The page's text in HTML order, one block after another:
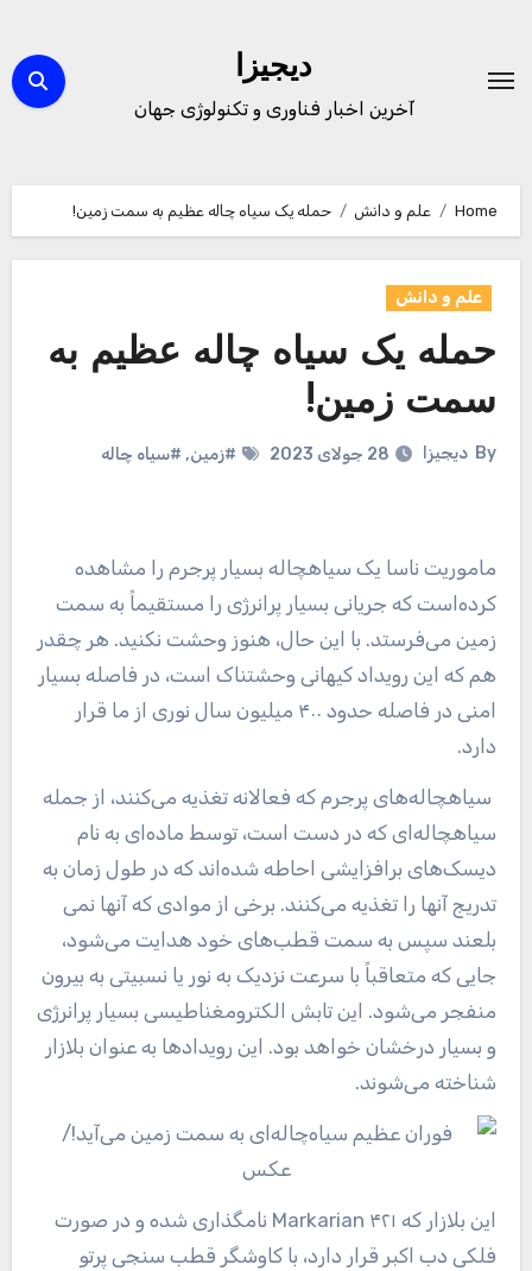
content
دیجیزا
آخرین اخبار فناوری و تکنولوژی جهان
Home علم و دانش حمله یک سیاه چاله عظیم به سمت زمین!
علم و دانش
حمله یک سیاه چاله عظیم به
سمت زمین!
By دیجیزا 28 جولای 2023 #زمین, #سیاه چاله
ماموریت ناسا یک سیاهچاله بسیار پرجرم را مشاهده
کرده‌است که جریانی بسیار پرانرژی را مستقیماً به سمت
زمین می‌فرستد. با این حال، هنوز وحشت نکنید. هر چقدر
هم که این رویداد کیهانی وحشتناک است، در فاصله بسیار
امنی در فاصله حدود ۴۰۰ میلیون سال نوری از ما قرار
دارد.
سیاهچاله‌های پرجرم که فعالانه تغذیه می‌کنند، از جمله
سیاهچاله‌ای که در دست است، توسط ماده‌ای به نام
دیسک‌های برافزایشی احاطه شده‌اند که در طول زمان به
تدریج آنها را تغذیه می‌کنند. برخی از موادی که آنها نمی
بلعند سپس به سمت قطب‌های خود هدایت می‌شود،
جایی که متعاقباً با سرعت نزدیک به نور یا نسبیتی به بیرون
منفجر می‌شود. این تابش الکترومغناطیسی بسیار پرانرژی
و بسیار درخشان خواهد بود. این رویدادها به عنوان بلازار
شناخته می‌شوند.
این بلازار که Markarian ۴۲۱ نامگذاری شده و در صورت
فلکی دب اکبر قرار دارد، با کاوشگر قطب سنجی پرتو